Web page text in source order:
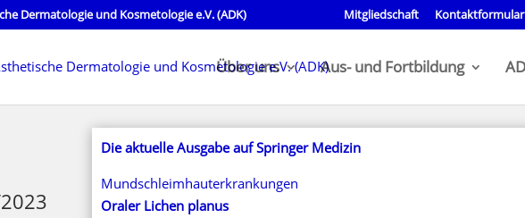
Dermatologie und Kosmetologie e.V. (ADK) Mitgliedschaft Kontaktformular
Über uns Aus- und Fortbildung
Die aktuelle Ausgabe auf Springer Medizin
Mundschleimhauterkrankungen
Oraler Lichen planus